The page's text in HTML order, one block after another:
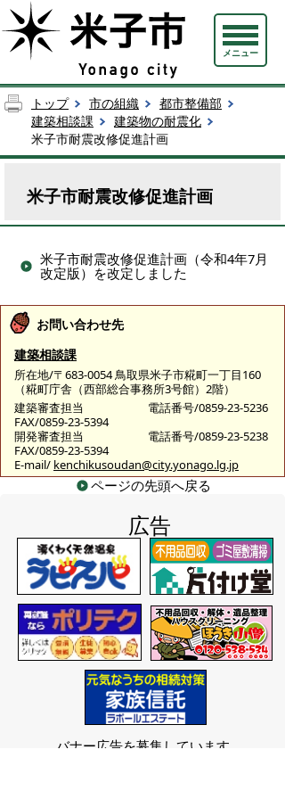
メニュー
トップ 市の組織
都市整備部
建築相談課
建築物の耐震化
米子市耐震改修促進計画
米子市耐震改修促進計画
米子市耐震改修促進計画（令和4年7月
改定版）を改定しました
お問い合わせ先
建築相談課
所在地/〒683-0054 鳥取県米子市糀町一丁目160
（糀町庁舎（西部総合事務所3号館）2階）
建築審査担当
電話番号/0859-23-5236
FAX/0859-23-5394
開発審査担当
電話番号/0859-23-5238
FAX/0859-23-5394
E-mail/ kenchikusoudan@city.yonago.lg.jp
ページの先頭へ戻る
広告
バナー広告を募集しています